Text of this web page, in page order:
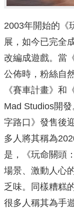
2003年開始的《
展，如今已完全
改編成遊戲。當
公佈時，粉絲自
《賽車計畫》和
Mad Studios開
字路口》發售後
多人將其稱為
是，《玩命關頭
場景、激動人心
乏味。同樣糟糕
很多人稱其為手